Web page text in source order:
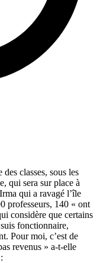
classes, sous les
qui sera sur place à
qui a ravagé l’île
professeurs, 140 « ont
considère que certains
fonctionnaire,
Pour moi, c’est de
revenus » a-t-elle